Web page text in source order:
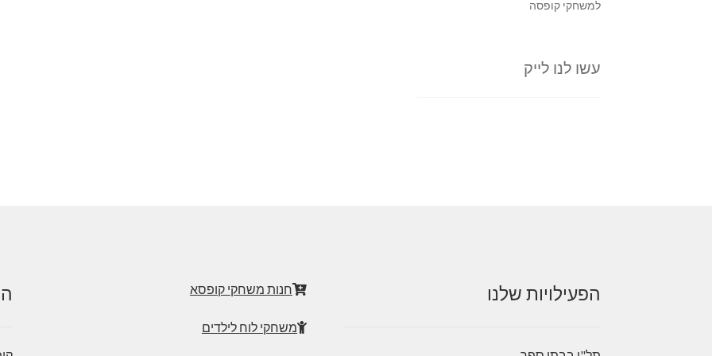
למשחקי קופסה
עשו לנו לייק
הפעילויות שלנו חנות משחקי קופסא
משחקי לוח לילדים